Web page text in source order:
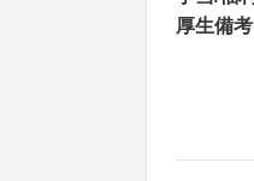
厚生備考